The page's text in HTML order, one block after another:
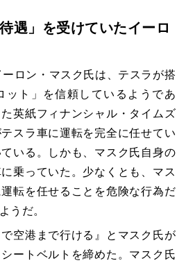
遇」を受けていたイーロ
ロン・マスク氏は、テスラが搭
ット」を信頼しているようであ
英紙フィナンシャル・タイムズ
スラ車に運転を完全に任せてい
いる。しかも、マスク氏自身の
乗っていた。少なくとも、マス
転を任せることを危険な行為だ
うだ。
で空港まで行ける』とマスク氏が
ートベルトを締めた。マスク氏